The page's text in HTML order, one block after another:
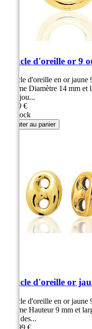
Boucle d'oreille or 9
Boucle d'oreille en or
homme Diamètre 14 mm
un bijou...
99,99 €
En stock
Ajouter au panier
Boucle d'oreille or
Boucle d'oreille en or
homme Hauteur 9 mm et
prisé des...
109,99 €